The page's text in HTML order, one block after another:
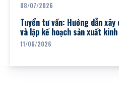
08/07/2026
Tuyển tư vấn: Hướng dẫn
và lập kế hoạch sản xuất
11/06/2026